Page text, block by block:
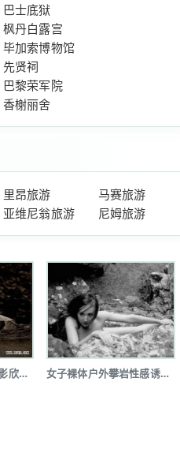
巴士底狱
枫丹白露宫
毕加索博物馆
先贤祠
巴黎荣军院
香榭丽舍
里昂旅游
马赛旅游
亚维尼翁旅游 尼姆旅游
全球顶级户外人体摄影欣赏(图) 女子裸体户外攀岩性感诱惑令人瞠目(图...